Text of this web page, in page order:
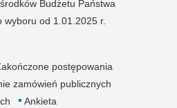
Budżetu Państwa
od 1.01.2025 r.
postępowania
zamówień publicznych
Ankieta